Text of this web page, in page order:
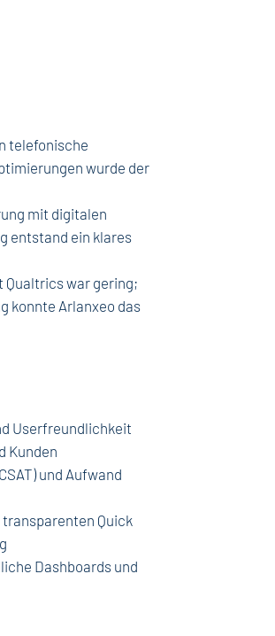
telefonische
wurde der
mit digitalen
entstand ein klares
war gering;
konnte Arlanxeo das
Userfreundlichkeit
Kunden
und Aufwand
Quick
Dashboards und